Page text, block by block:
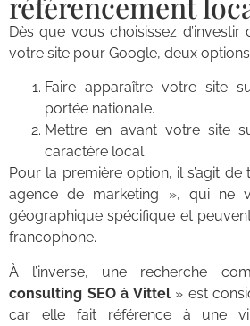
Dès que vous choisissez d’investir
votre site pour Google, deux options
Faire apparaître votre site
portée nationale.
Mettre en avant votre site
caractère local
Pour la première option, il s’agit
agence de marketing », qui ne
géographique spécifique et
francophone.
À l’inverse, une recherche
consulting SEO à Vittel» est
car elle fait référence à une